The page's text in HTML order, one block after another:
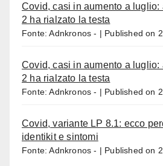
Covid, casi in aumento a luglio:
2 ha rialzato la testa
Fonte: Adnkronos - Published on
Covid, casi in aumento a luglio:
2 ha rialzato la testa
Fonte: Adnkronos - Published on
Covid, variante LP 8.1: ecco
identikit e sintomi
Fonte: Adnkronos - Published on